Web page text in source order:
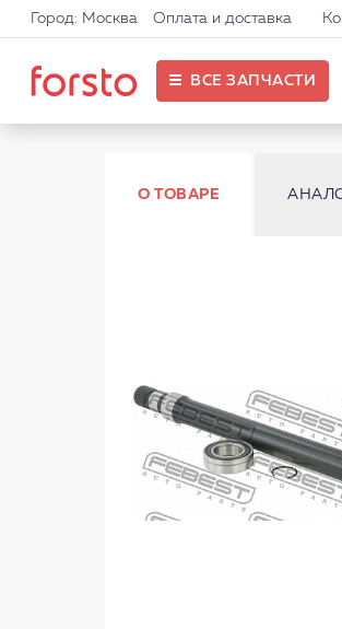
Город: Москва Оплата и доставка
ВСЕ ЗАПЧАСТИ
О ТОВАРЕ